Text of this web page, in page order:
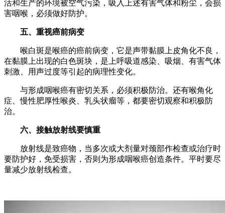
活和生产的环境被空气污染，吸入上述有害气体和粉尘，会损
害咽喉，必须做好防护。
五、重视癌前病变
喉白斑是喉癌的癌前病变，它是声带黏膜上皮角化不良，
在黏膜上出现的白色斑块，是上呼吸道感染、吸烟、有害气体
刺激、用声过度等引起的病理性变化。
与形成咽喉癌有密切关系，必须积极防治。还有喉角化
症、慢性肥厚性喉炎、乳头状瘤等，都要密切观察和积极防
治。
六、接触放射线要慎重
放射线是致癌物，当多次或大剂量对颈部作检查或治疗时
要防护好，免受损害，否则为形成咽喉癌创造条件。平时要尽
量减少放射线检查。